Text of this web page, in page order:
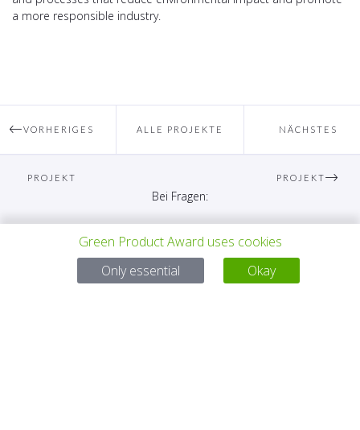
a more responsible industry.
VORHERIGES
PROJEKT
ALLE PROJEKTE NÄCHSTES
PROJEKT
Bei Fragen:
Telefon: + 49 30 25742 880
Green Product Award uses cookies
Only essential
Okay